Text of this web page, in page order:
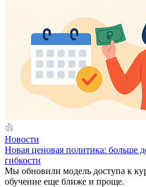
Новости
Новая ценовая политика: больше
гибкости
Мы обновили модель доступа к
обучение еще ближе и проще.